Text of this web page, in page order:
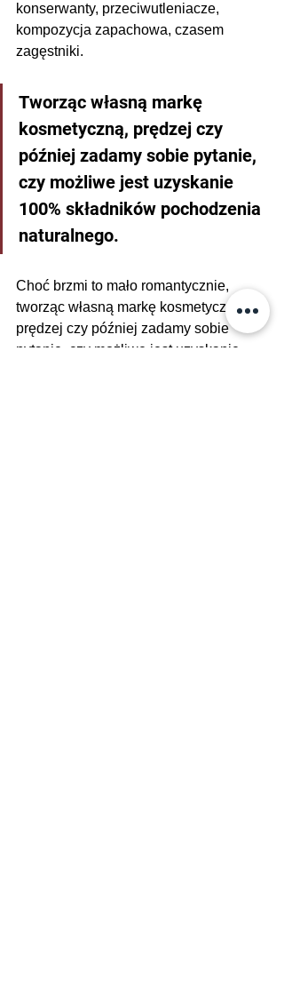
konserwanty, przeciwutleniacze,
kompozycja zapachowa, czasem
zagęstniki.
Tworząc własną markę
kosmetyczną, prędzej czy
później zadamy sobie pytanie,
czy możliwe jest uzyskanie
100% składników pochodzenia
naturalnego.
Choć brzmi to mało romantycznie,
tworząc własną markę kosmetyczną,
prędzej czy później zadamy sobie
pytanie, czy możliwe jest uzyskanie